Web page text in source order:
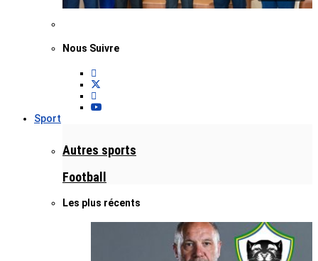
Nous Suivre
Sport
Autres sports
Football
Les plus récents